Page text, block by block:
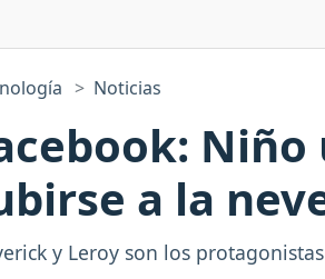
Noticias
a la
y Leroy son los